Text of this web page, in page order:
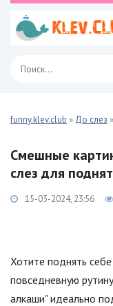
funny.klev.club » До слез
Смешные
слез для
15-03-2024, 23:56
Хотите поднять
повседневную
алкаши" идеально